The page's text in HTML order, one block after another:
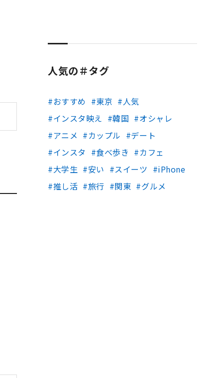
人気の＃タグ
おすすめ 東京
人気
インスタ映え
韓国
オシャレ
アニメ
カップル
デート
インスタ
食べ歩き
カフェ
大学生
安い スイーツ
iPhone
推し活
旅行 関東 グルメ